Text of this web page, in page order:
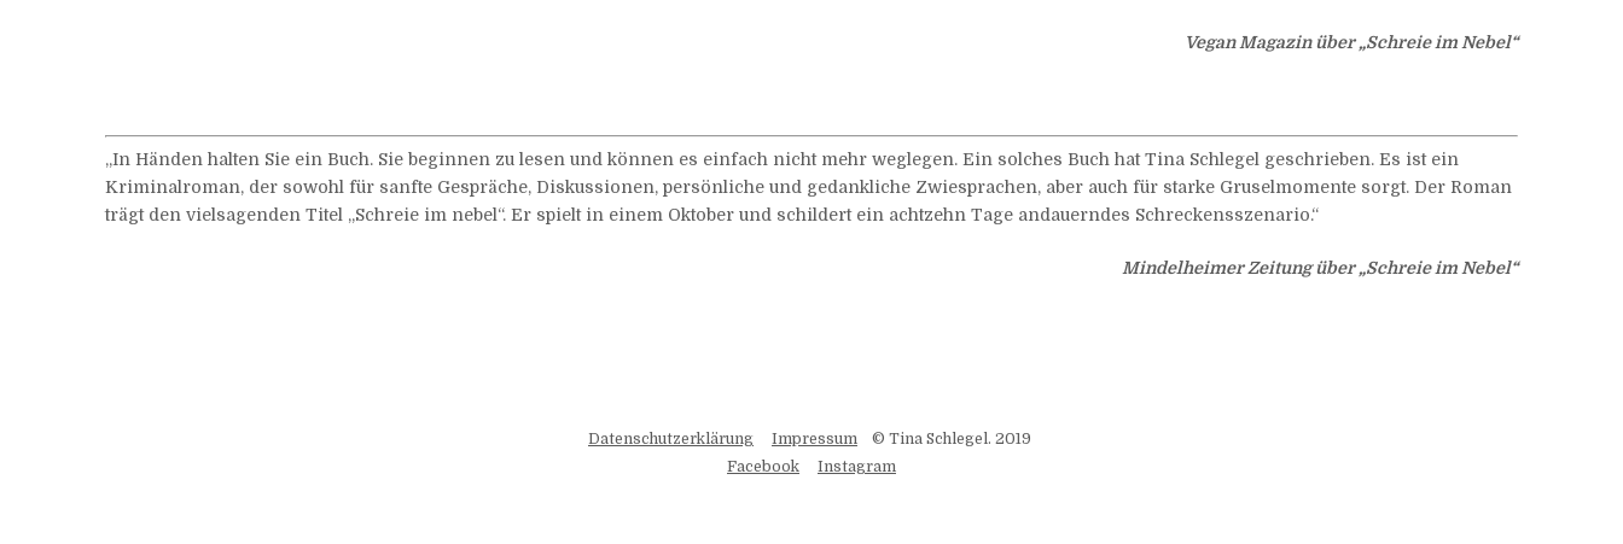
Vegan Magazin über „Schreie im Nebel“
„In Händen halten Sie ein Buch. Sie beginnen zu lesen und können es einfach nicht mehr weglegen. Ein solches Buch hat Tina Schlegel geschrieben. Es ist ein
Kriminalroman, der sowohl für sanfte Gespräche, Diskussionen, persönliche und gedankliche Zwiesprachen, aber auch für starke Gruselmomente sorgt. Der Roman
trägt den vielsagenden Titel „Schreie im nebel“. Er spielt in einem Oktober und schildert ein achtzehn Tage andauerndes Schreckensszenario.“
Mindelheimer Zeitung über „Schreie im Nebel“
Datenschutzerklärung Impressum © Tina Schlegel. 2019
Facebook
Instagram